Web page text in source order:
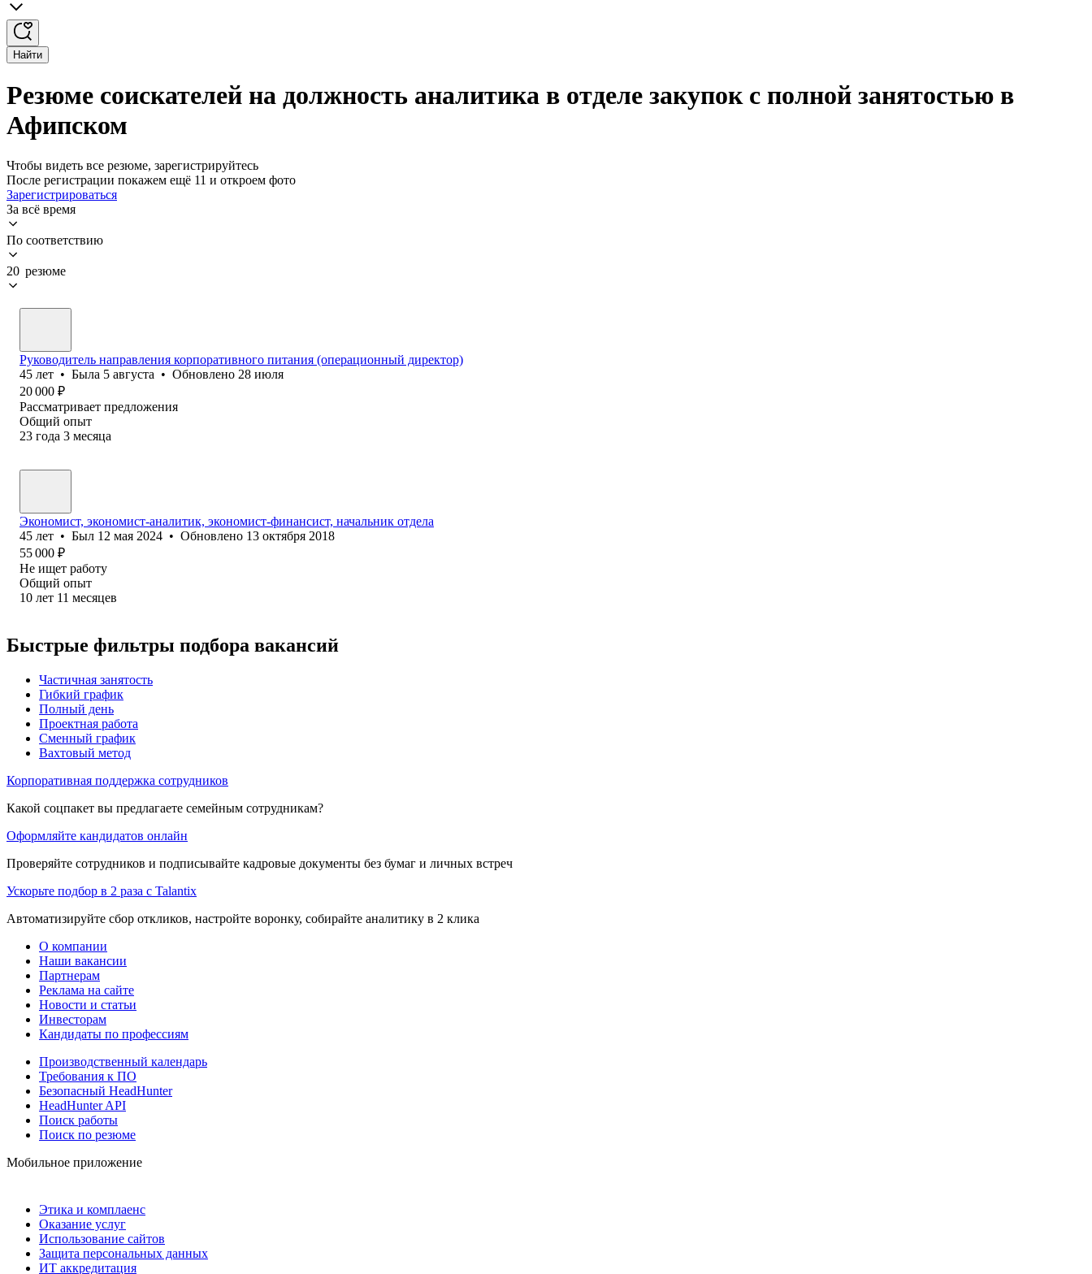
Найти
Резюме соискателей на должность аналитика в отделе закупок с полной занятостью в
Афипском
Чтобы видеть все резюме, зарегистрируйтесь
После регистрации покажем ещё 11 и откроем фото
Зарегистрироваться
За всё время
По соответствию
20 резюме
Руководитель направления корпоративного питания (операционный директор)
45 лет • Была 5 августа • Обновлено 28 июля
20 000 ₽
Рассматривает предложения
Общий опыт
23 года 3 месяца
Экономист, экономист-аналитик, экономист-финансист, начальник отдела
45 лет • Был 12 мая 2024 • Обновлено 13 октября 2018
55 000 ₽
Не ищет работу
Общий опыт
10 лет 11 месяцев
Быстрые фильтры подбора вакансий
Частичная занятость
Гибкий график
Полный день
Проектная работа
Сменный график
Вахтовый метод
Корпоративная поддержка сотрудников
Какой соцпакет вы предлагаете семейным сотрудникам?
Оформляйте кандидатов онлайн
Проверяйте сотрудников и подписывайте кадровые документы без бумаг и личных встреч
Ускорьте подбор в 2 раза с Talantix
Автоматизируйте сбор откликов, настройте воронку, собирайте аналитику в 2 клика
О компании
Наши вакансии
Партнерам
Реклама на сайте
Новости и статьи
Инвесторам
Кандидаты по профессиям
Производственный календарь
Требования к ПО
Безопасный HeadHunter
HeadHunter API
Поиск работы
Поиск по резюме
Мобильное приложение
Этика и комплаенс
Оказание услуг
Использование сайтов
Защита персональных данных
ИТ аккредитация